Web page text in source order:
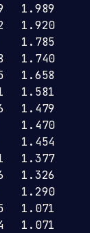
1.989
1.920
1.785
1.740
1.658
1.581
1.479
1.470
1.454
1.377
1.326
1.290
1.071
1.071